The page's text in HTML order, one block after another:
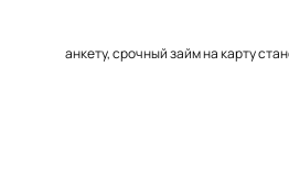
анкету, срочный займ на карту